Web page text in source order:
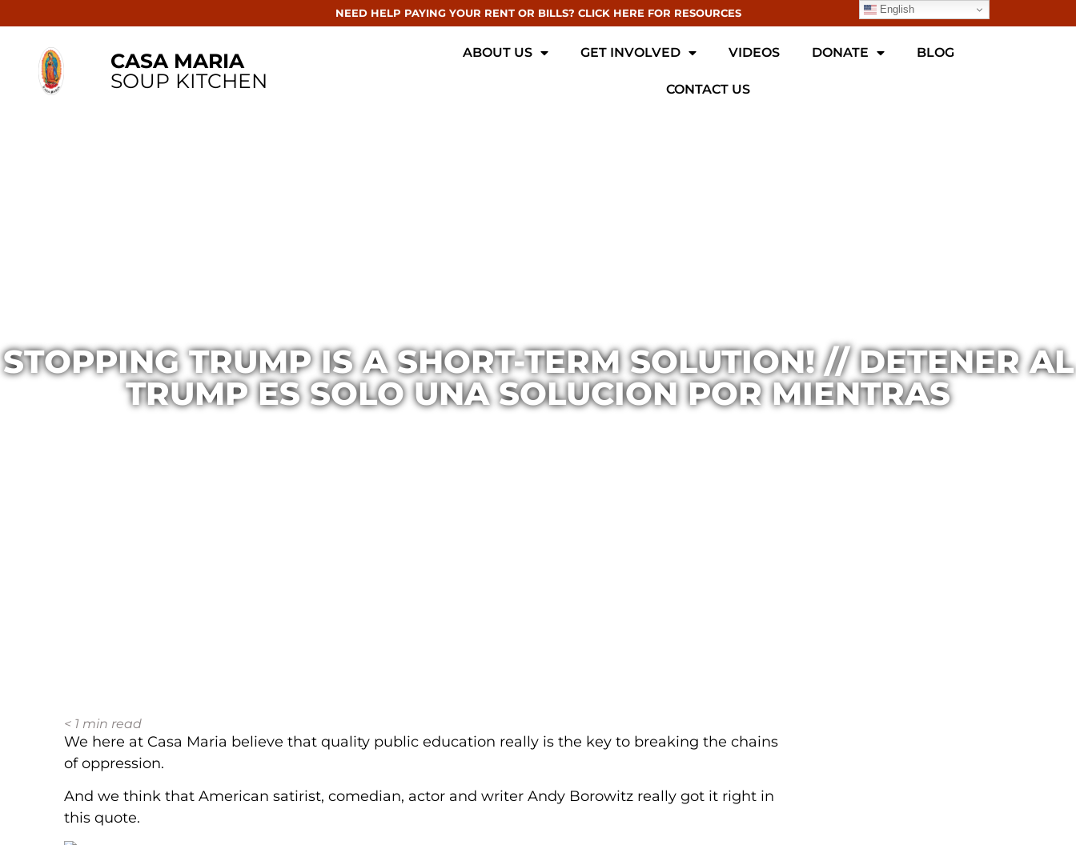
NEED HELP PAYING YOUR RENT OR BILLS? CLICK HERE FOR RESOURCES
CASA MARIA
SOUP KITCHEN
ABOUT US GET INVOLVED VIDEOS DONATE BLOG
CONTACT US
STOPPING TRUMP IS A SHORT-TERM SOLUTION! // DETENER AL
TRUMP ES SOLO UNA SOLUCION POR MIENTRAS
< 1 min read
We here at Casa Maria believe that quality public education really is the key to breaking the chains
of oppression.
And we think that American satirist, comedian, actor and writer Andy Borowitz really got it right in
this quote.
English